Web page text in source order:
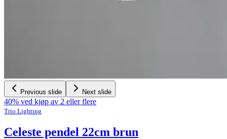
Previous slide Next slide
40% ved kjøp av 2 eller flere
Trio Lighting
Celeste pendel 22cm brun